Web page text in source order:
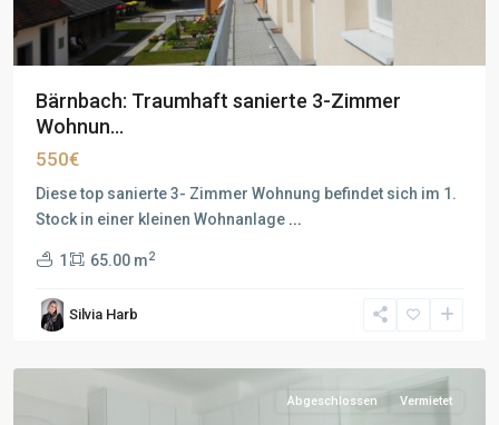
Bärnbach: Traumhaft sanierte 3-Zimmer
Wohnun...
550€
Diese top sanierte 3- Zimmer Wohnung befindet sich im 1.
Stock in einer kleinen Wohnanlage ...
1 65.00 m2
Silvia Harb
Abgeschlossen Vermietet